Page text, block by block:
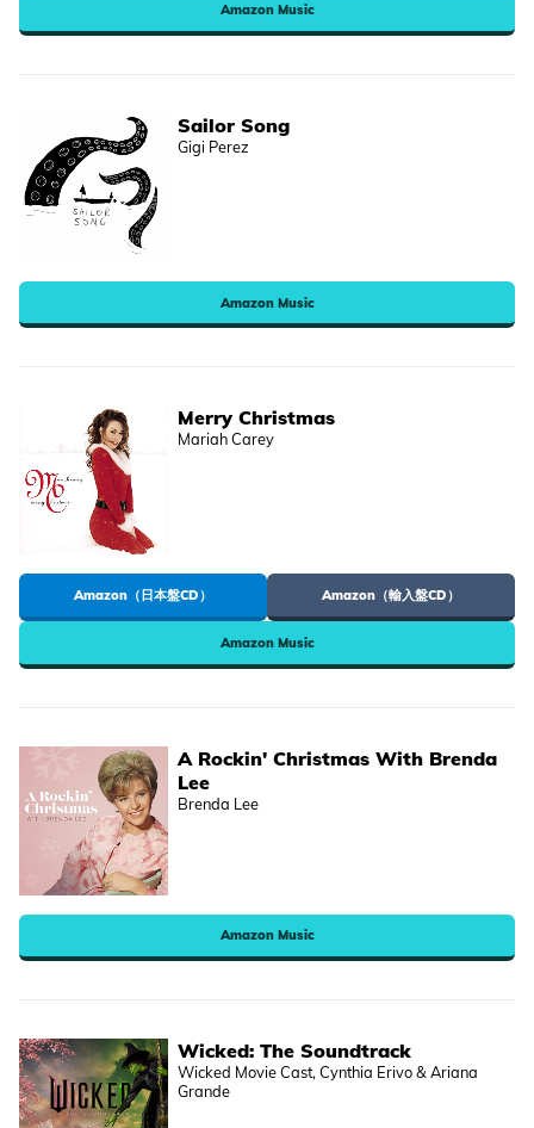
Amazon Music
Sailor Song
Gigi Perez
Amazon Music
Merry Christmas
Mariah Carey
Amazon（日本盤CD） Amazon（輸入盤CD）
Amazon Music
A Rockin' Christmas With Brenda
Lee
Brenda Lee
Amazon Music
Wicked: The Soundtrack
Wicked Movie Cast, Cynthia Erivo & Ariana
Grande